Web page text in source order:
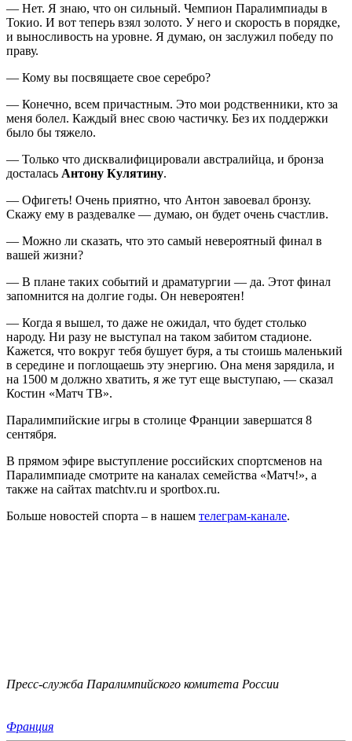
— Нет. Я знаю, что он сильный. Чемпион Паралимпиады в
Токио. И вот теперь взял золото. У него и скорость в порядке,
и выносливость на уровне. Я думаю, он заслужил победу по
праву.
— Кому вы посвящаете свое серебро?
— Конечно, всем причастным. Это мои родственники, кто за
меня болел. Каждый внес свою частичку. Без их поддержки
было бы тяжело.
— Только что дисквалифицировали австралийца, и бронза
досталась Антону Кулятину.
— Офигеть! Очень приятно, что Антон завоевал бронзу.
Скажу ему в раздевалке — думаю, он будет очень счастлив.
— Можно ли сказать, что это самый невероятный финал в
вашей жизни?
— В плане таких событий и драматургии — да. Этот финал
запомнится на долгие годы. Он невероятен!
— Когда я вышел, то даже не ожидал, что будет столько
народу. Ни разу не выступал на таком забитом стадионе.
Кажется, что вокруг тебя бушует буря, а ты стоишь маленький
в середине и поглощаешь эту энергию. Она меня зарядила, и
на 1500 м должно хватить, я же тут еще выступаю, — сказал
Костин «Матч ТВ».
Паралимпийские игры в столице Франции завершатся 8
сентября.
В прямом эфире выступление российских спортсменов на
Паралимпиаде смотрите на каналах семейства «Матч!», а
также на сайтах matchtv.ru и sportbox.ru.
Больше новостей спорта – в нашем телеграм-канале.
Пресс-служба Паралимпийского комитета России
Франция